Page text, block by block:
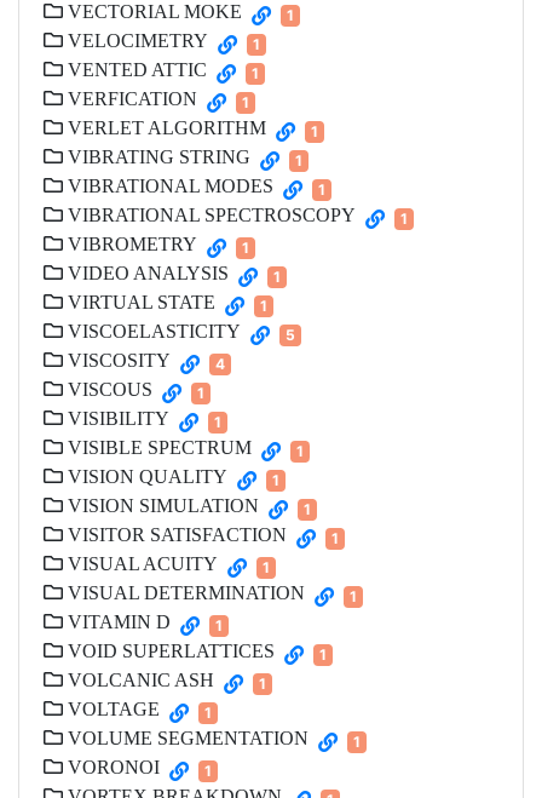
VECTORIAL MOKE 1
VELOCIMETRY 1
VENTED ATTIC 1
VERFICATION 1
VERLET ALGORITHM 1
VIBRATING STRING 1
VIBRATIONAL MODES 1
VIBRATIONAL SPECTROSCOPY 1
VIBROMETRY 1
VIDEO ANALYSIS 1
VIRTUAL STATE 1
VISCOELASTICITY 5
VISCOSITY 4
VISCOUS 1
VISIBILITY 1
VISIBLE SPECTRUM 1
VISION QUALITY 1
VISION SIMULATION 1
VISITOR SATISFACTION 1
VISUAL ACUITY 1
VISUAL DETERMINATION 1
VITAMIN D 1
VOID SUPERLATTICES 1
VOLCANIC ASH 1
VOLTAGE 1
VOLUME SEGMENTATION 1
VORONOI 1